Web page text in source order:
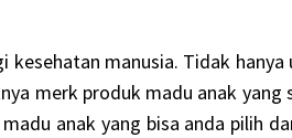
manusia. Tidak
merk produk madu anak
anak yang bisa anda pilih